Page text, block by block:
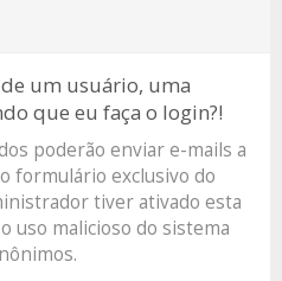
um usuário, uma
que eu faça o login?!
poderão enviar e-mails a
formulário exclusivo do
tiver ativado esta
uso malicioso do sistema